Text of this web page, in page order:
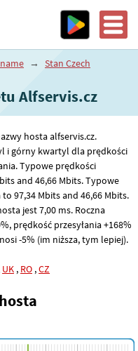
→
Stan Czech
Alfservis.cz
hosta alfservis.cz.
i górny kwartyl dla prędkości
Typowe prędkości
and 46,66 Mbits. Typowe
to 97,34 Mbits and 46,66 Mbits.
jest 7,00 ms. Roczna
prędkość przesyłania +168%
-5% (im niższa, tym lepiej).
UK , RO ,CZ